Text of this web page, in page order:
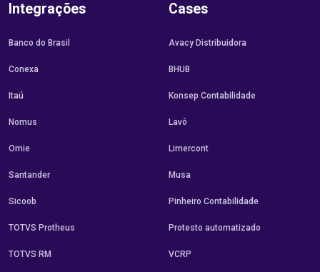
Integrações
Banco do Brasil
Conexa
Itaú
Nomus
Omie
Santander
Sicoob
TOTVS Protheus
TOTVS RM
Cases
Avacy Distribuidora
BHUB
Konsep Contabilidade
Lavô
Limercont
Musa
Pinheiro Contabilidade
Protesto automatizado
VCRP